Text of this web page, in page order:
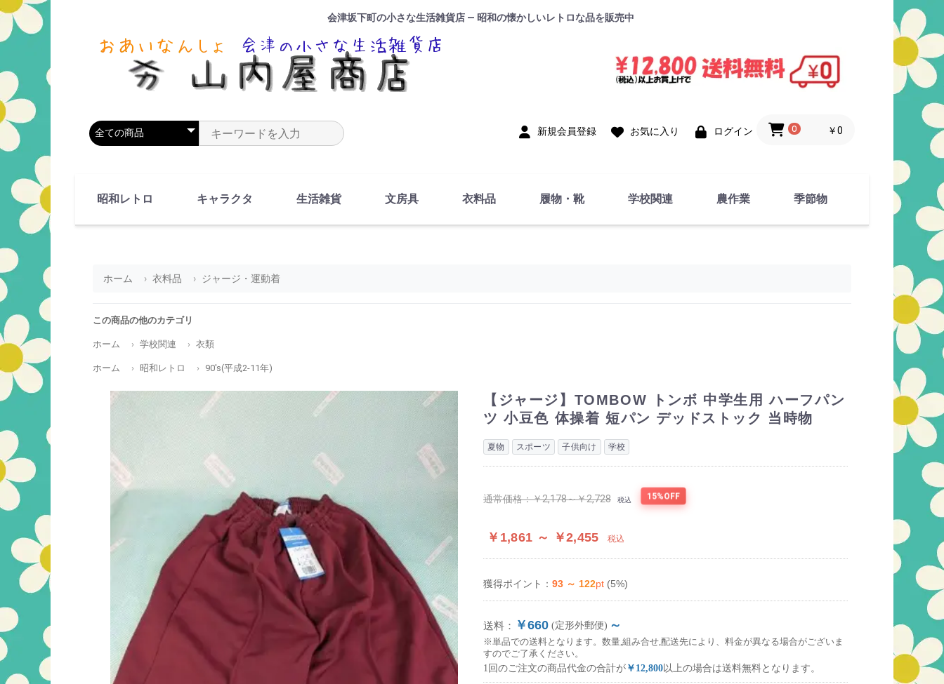
会津坂下町の小さな生活雑貨店 — 昭和の懐かしいレトロな品を販売中
商品カテゴリを選択 商品名やキーワードを入力 新規会員登録 お気に入り ログイン 0 ￥0
昭和レトロ キャラクタ 生活雑貨 文房具 衣料品 履物・靴 学校関連 農作業 季節物
ホーム 衣料品 ジャージ・運動着
この商品の他のカテゴリ
ホーム 学校関連 衣類
ホーム 昭和レトロ 90's(平成2-11年)
【ジャージ】TOMBOW トンボ 中学生用 ハーフパン
ツ 小豆色 体操着 短パン デッドストック 当時物
夏物 スポーツ 子供向け 学校
通常価格：￥2,178～￥2,728 税込 15%OFF
￥1,861 ～ ￥2,455 税込
獲得ポイント： 93 ～ 122pt (5%)
送料： ￥660 (定形外郵便) ～
※単品での送料となります。数量,組み合せ,配送先により、料金が異なる場合がございま
すのでご了承ください。
1回のご注文の商品代金の合計が ￥12,800以上の場合は送料無料となります。